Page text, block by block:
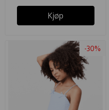
Kjøp
-30%